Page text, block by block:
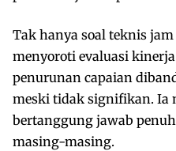
Tak hanya soal teknis
menyoroti evaluasi
penurunan capaian
meski tidak signifikan. Ia
bertanggung jawab
masing-masing.